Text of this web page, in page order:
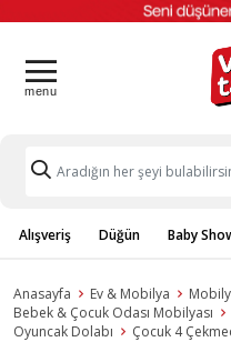
Alışveriş Düğün Baby
Anasayfa Ev & Mobilya
Bebek & Çocuk Odası Mobilyası
Oyuncak Dolabı
Çocuk 4